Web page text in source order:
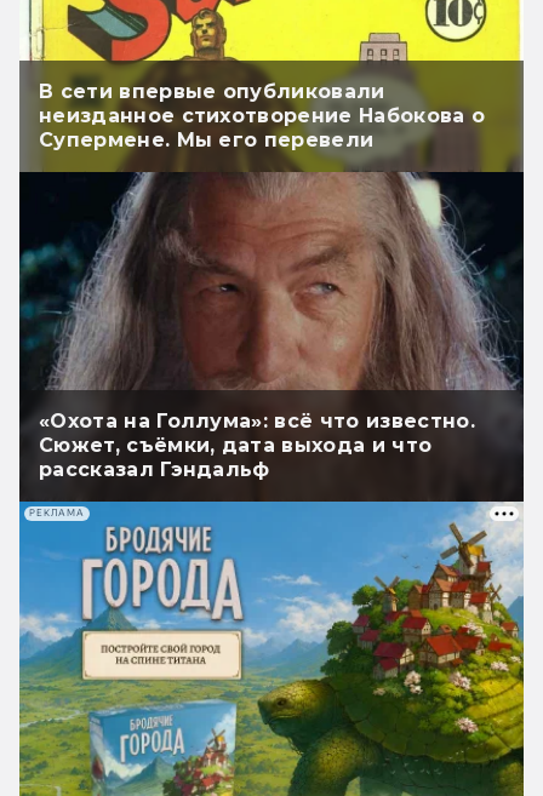
В сети впервые опубликовали
неизданное стихотворение Набокова о
Супермене. Мы его перевели
«Охота на Голлума»: всё что известно.
Сюжет, съёмки, дата выхода и что
рассказал Гэндальф
РЕКЛАМА